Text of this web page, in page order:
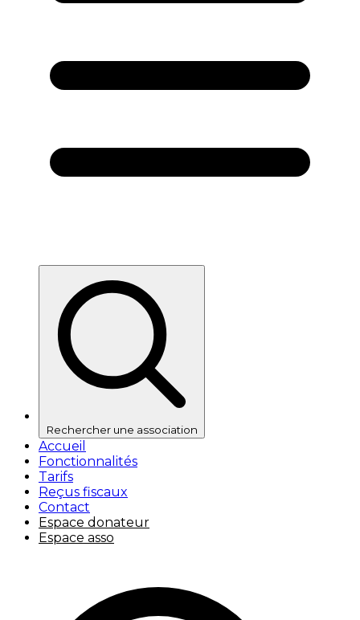
Rechercher une association
Accueil
Fonctionnalités
Tarifs
Reçus fiscaux
Contact
Espace donateur
Espace asso